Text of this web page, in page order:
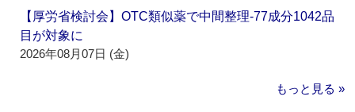
【厚労省検討会】OTC類似薬で中間整理‐77成分1042品
目が対象に
2026年08月07日 (金)
もっと見る »